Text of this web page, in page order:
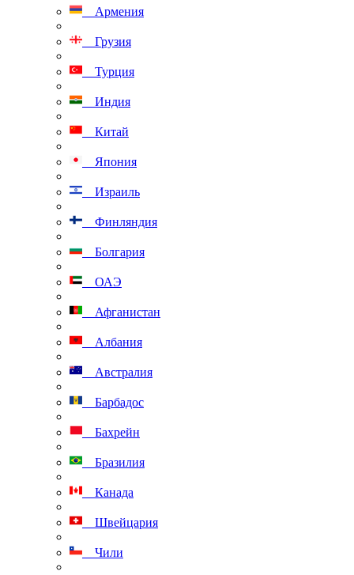
Армения
Грузия
Турция
Индия
Китай
Япония
Израиль
Финляндия
Болгария
ОАЭ
Афганистан
Албания
Австралия
Барбадос
Бахрейн
Бразилия
Канада
Швейцария
Чили